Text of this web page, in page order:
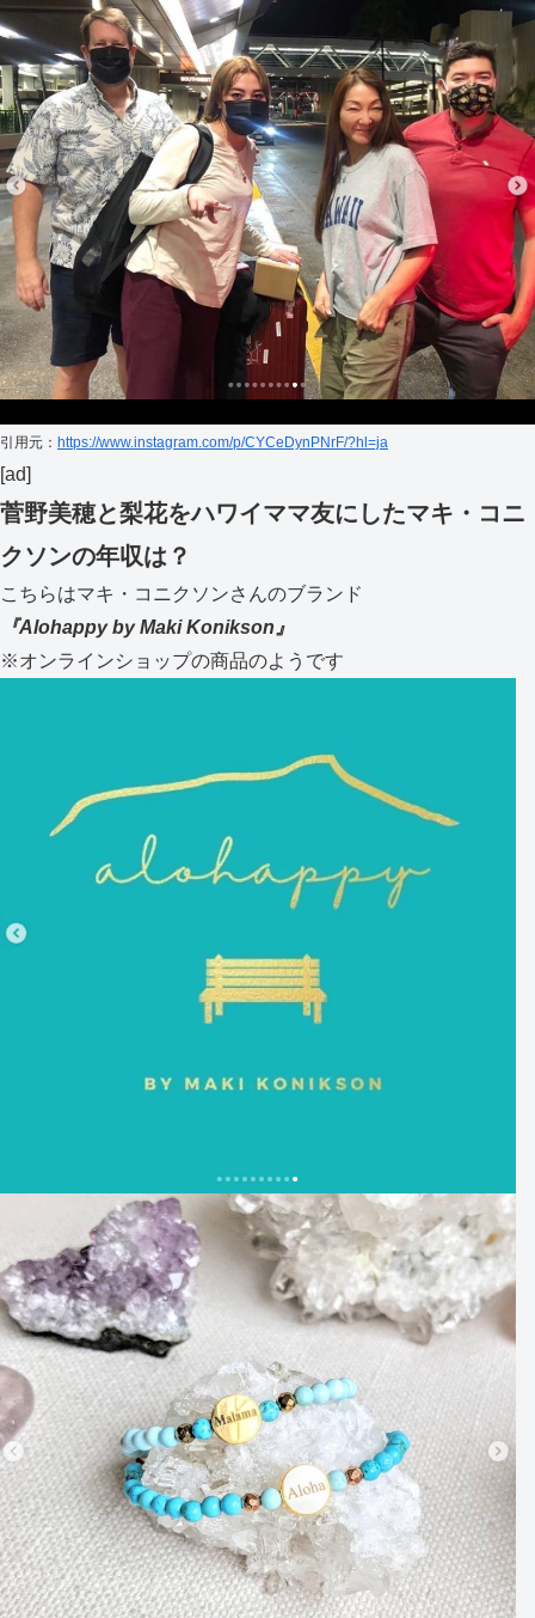
引用元： https://www.instagram.com/p/CYCeDynPNrF/?hl=ja
[ad]
菅野美穂と梨花をハワイママ友にしたマキ・コニ
クソンの年収は？
こちらはマキ・コニクソンさんのブランド
『Alohappy by Maki Konikson』
※オンラインショップの商品のようです